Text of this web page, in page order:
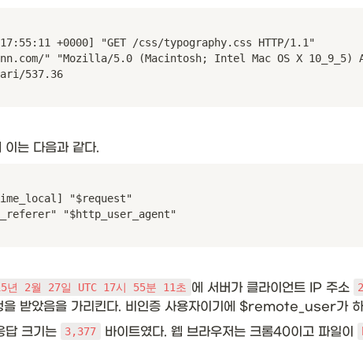
+0000] "GET /css/typography.css HTTP/1.1"
" "Mozilla/5.0 (Macintosh; Intel Mac OS X 10_9_5)
537.36
이는 다음과 같다.
"$request"
"$http_user_agent"
년 2월 27일 UTC 17시 55분 11초 에 서버가 클라이언트 IP 주소
을 받았음을 가리킨다. 비인증 사용자이기에 $remote_user가
답 크기는
3,377 바이트였다. 웹 브라우저는 크롬40이고 파일이